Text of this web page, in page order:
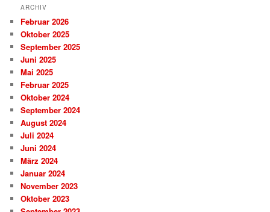
ARCHIV
Februar 2026
Oktober 2025
September 2025
Juni 2025
Mai 2025
Februar 2025
Oktober 2024
September 2024
August 2024
Juli 2024
Juni 2024
März 2024
Januar 2024
November 2023
Oktober 2023